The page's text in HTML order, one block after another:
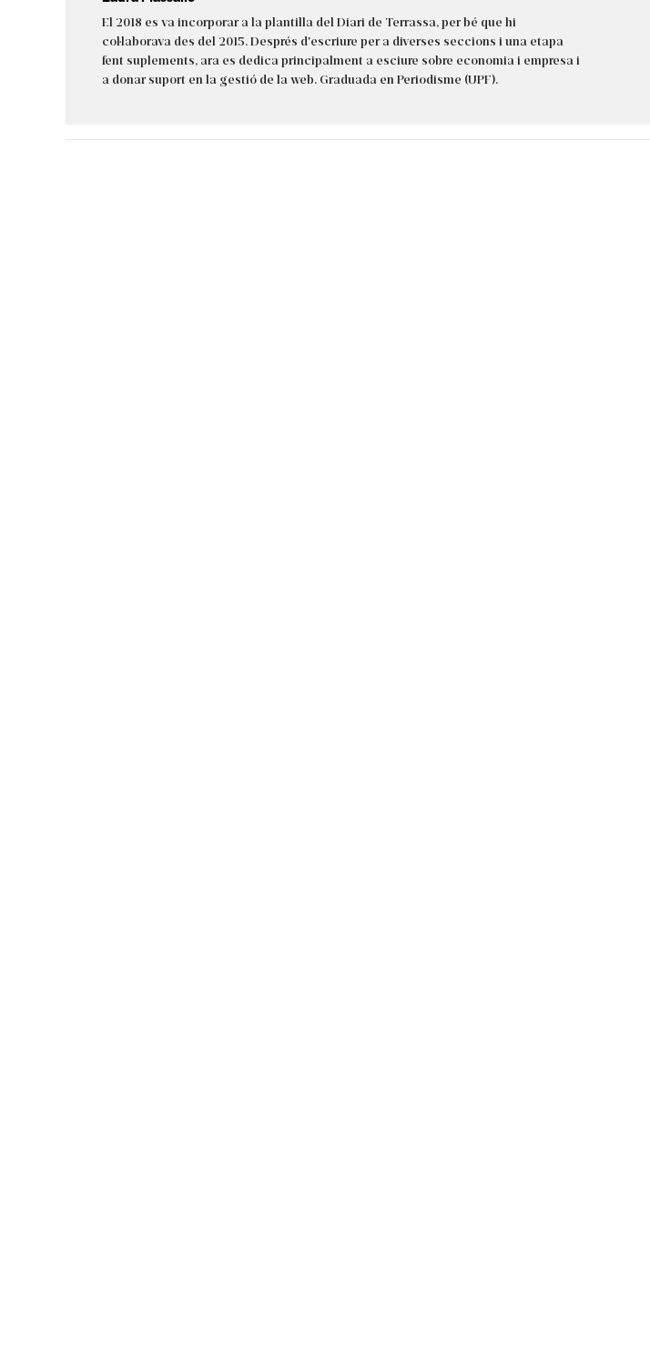
El 2018 es va incorporar a la plantilla del Diari de Terrassa, per bé que hi
col·laborava des del 2015. Després d'escriure per a diverses seccions i una etapa
fent suplements, ara es dedica principalment a esciure sobre economia i empresa i
a donar suport en la gestió de la web. Graduada en Periodisme (UPF).